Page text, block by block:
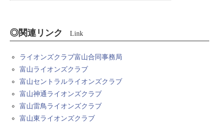
◎関連リンク Link
ライオンズクラブ富山合同事務局
富山ライオンズクラブ
富山セントラルライオンズクラブ
富山神通ライオンズクラブ
富山雷鳥ライオンズクラブ
富山東ライオンズクラブ